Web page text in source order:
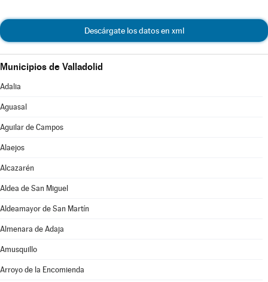
Descárgate los datos en xml
Municipios de Valladolid
Adalia
Aguasal
Aguilar de Campos
Alaejos
Alcazarén
Aldea de San Miguel
Aldeamayor de San Martín
Almenara de Adaja
Amusquillo
Arroyo de la Encomienda